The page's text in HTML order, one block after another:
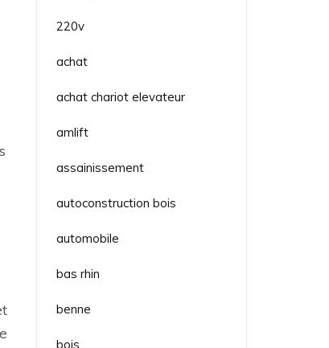
220v
achat
achat chariot elevateur
amlift
assainissement
autoconstruction bois
automobile
bas rhin
benne
bois